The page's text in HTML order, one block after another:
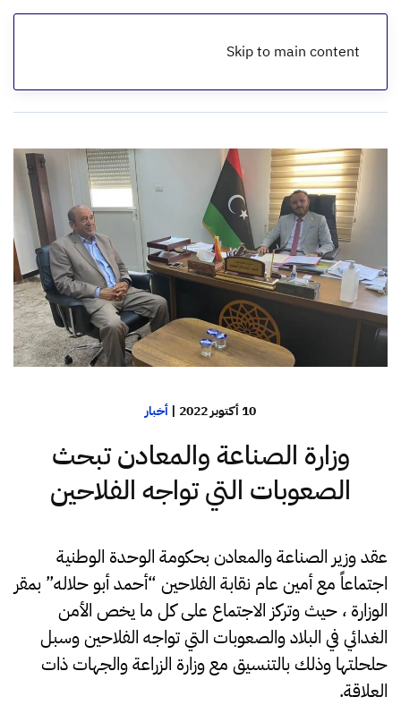
Skip to main content
الرئيسية
10 أكتوبر 2022 | أخبار
وزارة الصناعة والمعادن تبحث
الصعوبات التي تواجه الفلاحين
عقد وزير الصناعة والمعادن بحكومة الوحدة الوطنية
اجتماعاً مع أمين عام نقابة الفلاحين “أحمد أبو حلاله” بمقر
الوزارة ، حيث وتركز الاجتماع على كل ما يخص الأمن
الغدائي في البلاد والصعوبات التي تواجه الفلاحين وسبل
حلحلتها وذلك بالتنسيق مع وزارة الزراعة والجهات ذات
العلاقة.